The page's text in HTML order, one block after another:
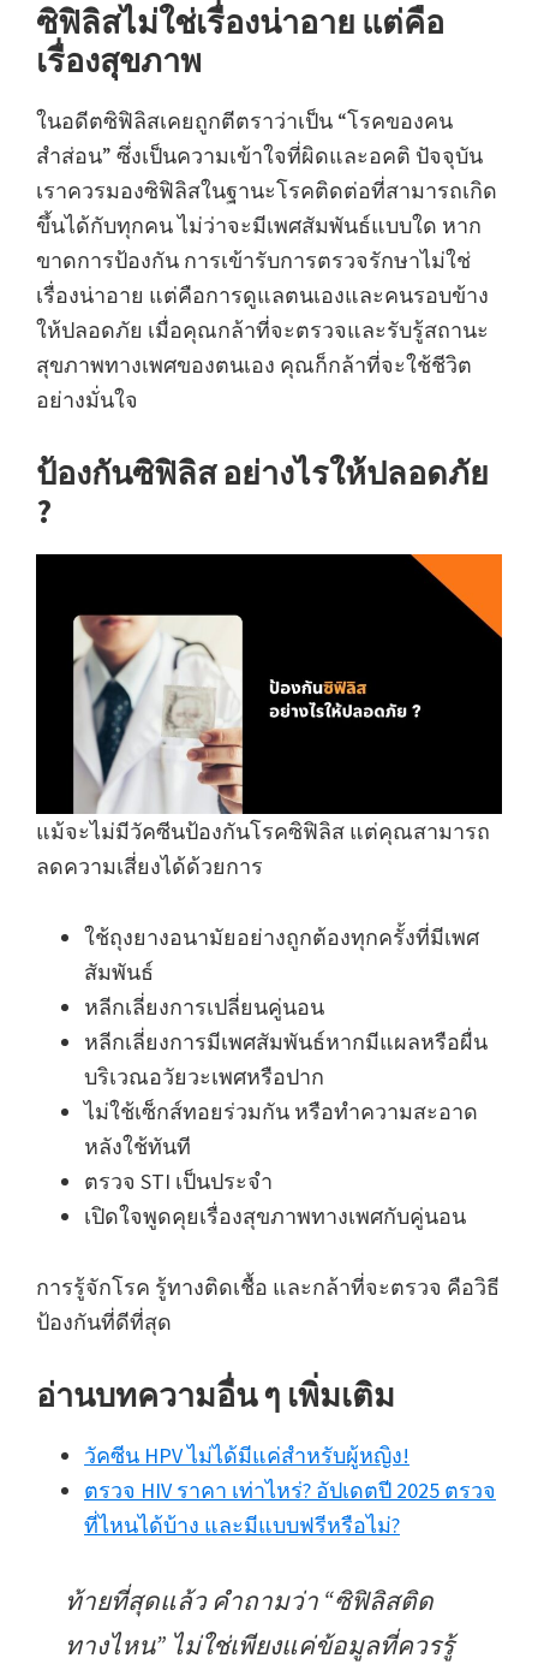
ซิฟิลิสไม่ใช่เรื่องน่าอาย แต่คือ
เรื่องสุขภาพ
ในอดีตซิฟิลิสเคยถูกตีตราว่าเป็น “โรคของคน
สำส่อน” ซึ่งเป็นความเข้าใจที่ผิดและอคติ ปัจจุบัน
เราควรมองซิฟิลิสในฐานะโรคติดต่อที่สามารถเกิด
ขึ้นได้กับทุกคน ไม่ว่าจะมีเพศสัมพันธ์แบบใด หาก
ขาดการป้องกัน การเข้ารับการตรวจรักษาไม่ใช่
เรื่องน่าอาย แต่คือการดูแลตนเองและคนรอบข้าง
ให้ปลอดภัย เมื่อคุณกล้าที่จะตรวจและรับรู้สถานะ
สุขภาพทางเพศของตนเอง คุณก็กล้าที่จะใช้ชีวิต
อย่างมั่นใจ
ป้องกันซิฟิลิส อย่างไรให้ปลอดภัย
?
แม้จะไม่มีวัคซีนป้องกันโรคซิฟิลิส แต่คุณสามารถ
ลดความเสี่ยงได้ด้วยการ
ใช้ถุงยางอนามัยอย่างถูกต้องทุกครั้งที่มีเพศ
สัมพันธ์
หลีกเลี่ยงการเปลี่ยนคู่นอน
หลีกเลี่ยงการมีเพศสัมพันธ์หากมีแผลหรือผื่น
บริเวณอวัยวะเพศหรือปาก
ไม่ใช้เซ็กส์ทอยร่วมกัน หรือทำความสะอาด
หลังใช้ทันที
ตรวจ STI เป็นประจำ
เปิดใจพูดคุยเรื่องสุขภาพทางเพศกับคู่นอน
การรู้จักโรค รู้ทางติดเชื้อ และกล้าที่จะตรวจ คือวิธี
ป้องกันที่ดีที่สุด
อ่านบทความอื่น ๆ เพิ่มเติม
วัคซีน HPV ไม่ได้มีแค่สำหรับผู้หญิง!
ตรวจ HIV ราคา เท่าไหร่? อัปเดตปี 2025 ตรวจ
ที่ไหนได้บ้าง และมีแบบฟรีหรือไม่?
ท้ายที่สุดแล้ว คำถามว่า “ซิฟิลิสติด
ทางไหน” ไม่ใช่เพียงแค่ข้อมูลที่ควรรู้